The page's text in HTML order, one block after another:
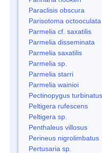
Paraclisis obscura
Parisotoma octooculata
Parmelia cf. saxatilis
Parmelia disseminata
Parmelia saxatilis
Parmelia sp.
Parmelia starri
Parmelia wainioi
Pectinopygus turbinatus
Peltigera rufescens
Peltigera sp.
Penthaleus villosus
Perineus nigrolimbatus
Pertusaria sp.